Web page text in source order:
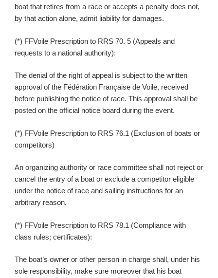
boat that retires from a race or accepts a penalty does not,
by that action alone, admit liability for damages.
(*) FFVoile Prescription to RRS 70. 5 (Appeals and
requests to a national authority):
The denial of the right of appeal is subject to the written
approval of the Fédération Française de Voile, received
before publishing the notice of race. This approval shall be
posted on the official notice board during the event.
(*) FFVoile Prescription to RRS 76.1 (Exclusion of boats or
competitors)
An organizing authority or race committee shall not reject or
cancel the entry of a boat or exclude a competitor eligible
under the notice of race and sailing instructions for an
arbitrary reason.
(*) FFVoile Prescription to RRS 78.1 (Compliance with
class rules; certificates):
The boat’s owner or other person in charge shall, under his
sole responsibility, make sure moreover that his boat